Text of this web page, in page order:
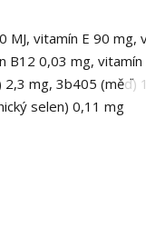
vitamín E 90
0,03 mg,
mg, 3b405 (měď)
selen) 0,11 mg